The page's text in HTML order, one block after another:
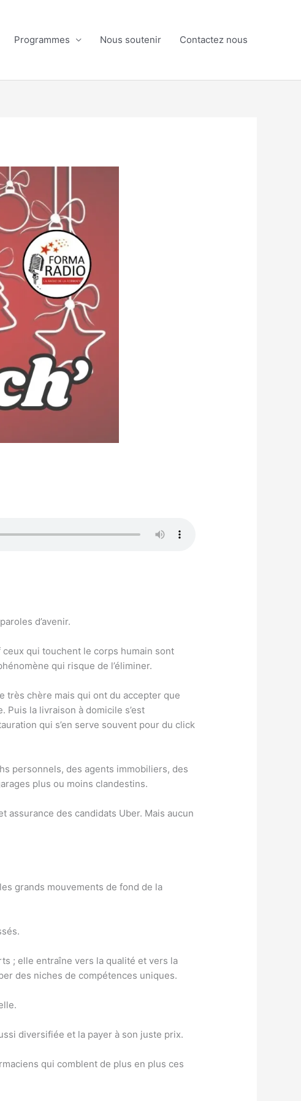
Programmes Nous soutenir Contactez nous
d’avenir.
qui touchent le corps humain sont
qui risque de l’éliminer.
très chère mais qui ont du accepter que
Puis la livraison à domicile s’est
qui s’en serve souvent pour du click
personnels, des agents immobiliers, des
plus ou moins clandestins.
assurance des candidats Uber. Mais aucun
grands mouvements de fond de la
; elle entraîne vers la qualité et vers la
des niches de compétences uniques.
diversifiée et la payer à son juste prix.
qui comblent de plus en plus ces